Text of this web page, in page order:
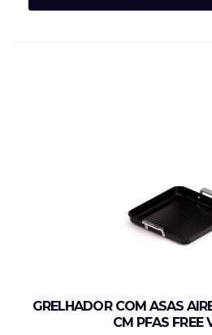
GRELHADOR COM ASAS
CM PFAS FREE